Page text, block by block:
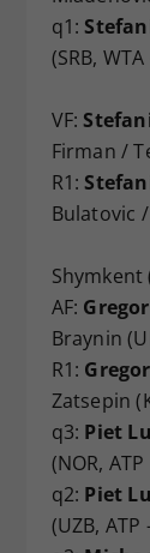
q1:
(SRB,
VF:
Firman /
R1:
Bulatovic
Shymkent
AF:
Braynin
R1:
Zatsepin
q3: Piet
(NOR,
q2: Piet
(UZB, ATP